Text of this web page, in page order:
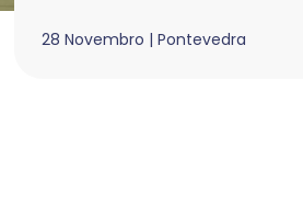
28 Novembro | Pontevedra